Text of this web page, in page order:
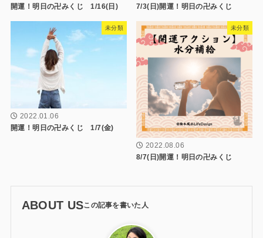
開運！明日の卍みくじ 1/16(日)
7/3(日)開運！明日の卍みくじ
未分類
2022.01.06
開運！明日の卍みくじ 1/7(金)
未分類
2022.08.06
8/7(日)開運！明日の卍みくじ
ABOUT US